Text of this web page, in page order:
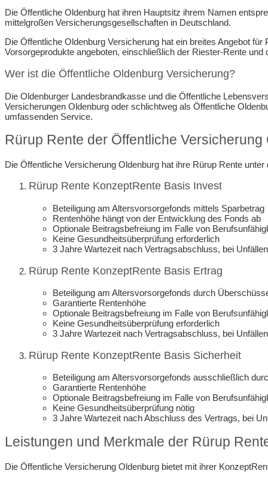
Die Öffentliche Oldenburg hat ihren Hauptsitz ihrem Namen
mittelgroßen Versicherungsgesellschaften in Deutschland.
Die Öffentliche Oldenburg Versicherung hat ein breites Angebot
Vorsorgeprodukte angeboten, einschließlich der Riester-Rente und
Wer ist die Öffentliche Oldenburg Versicherung?
Die Oldenburger Landesbrandkasse und die Öffentliche
Versicherungen Oldenburg oder schlichtweg als Öffentliche
umfassenden Service.
Rürup Rente der Öffentliche
Die Öffentliche Versicherung Oldenburg hat ihre Rürup Rente
Rürup Rente KonzeptRente Basis Invest
Beteiligung am Altersvorsorgefonds mittels Sparbetrag
Rentenhöhe hängt von der Entwicklung des Fonds ab
Optionale Beitragsbefreiung im Falle von
Keine Gesundheitsüberprüfung erforderlich
3 Jahre Wartezeit nach Vertragsabschluss, bei
Rürup Rente KonzeptRente Basis Ertrag
Beteiligung am Altersvorsorgefonds durch
Garantierte Rentenhöhe
Optionale Beitragsbefreiung im Falle von
Keine Gesundheitsüberprüfung erforderlich
3 Jahre Wartezeit nach Vertragsabschluss, bei
Rürup Rente KonzeptRente Basis Sicherheit
Beteiligung am Altersvorsorgefonds ausschließlich
Garantierte Rentenhöhe
Optionale Beitragsbefreiung im Falle von
Keine Gesundheitsüberprüfung nötig
3 Jahre Wartezeit nach Abschluss des Vertrags, bei
Leistungen und Merkmale der Rürup
Die Öffentliche Versicherung Oldenburg bietet mit ihrer